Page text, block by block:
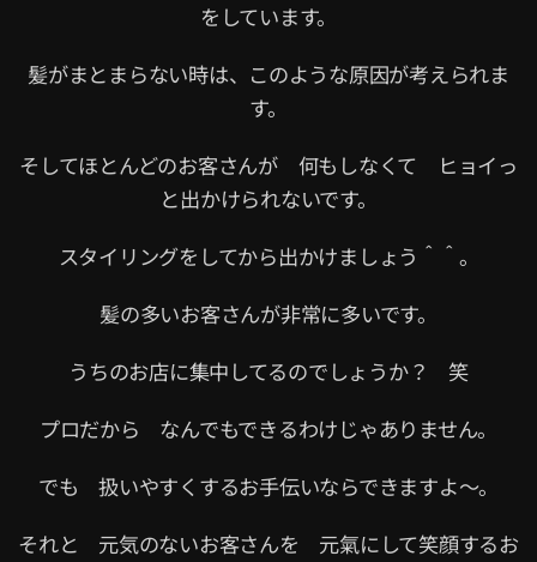
をしています。
髪がまとまらない時は、このような原因が考えられま
す。
そしてほとんどのお客さんが 何もしなくて ヒョイっ
と出かけられないです。
スタイリングをしてから出かけましょう＾＾。
髪の多いお客さんが非常に多いです。
うちのお店に集中してるのでしょうか？ 笑
プロだから なんでもできるわけじゃありません。
でも 扱いやすくするお手伝いならできますよ〜。
それと 元気のないお客さんを 元氣にして笑顔するお